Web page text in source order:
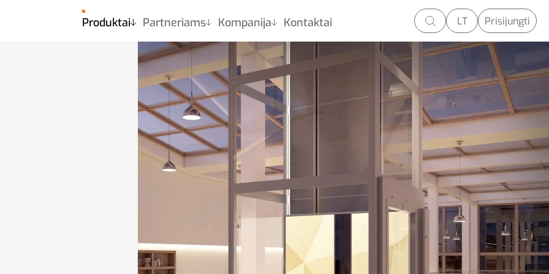
Produktai
Produktai
Apie namų keltuvus
SB200
RB150
AB300
EMB100
EMB120
GRB60
Partneriams Kompanija Kontaktai LT Prisijungti